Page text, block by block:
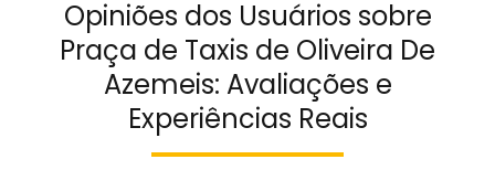
Opiniões dos Usuários sobre
Praça de Taxis de Oliveira De
Azemeis: Avaliações e
Experiências Reais